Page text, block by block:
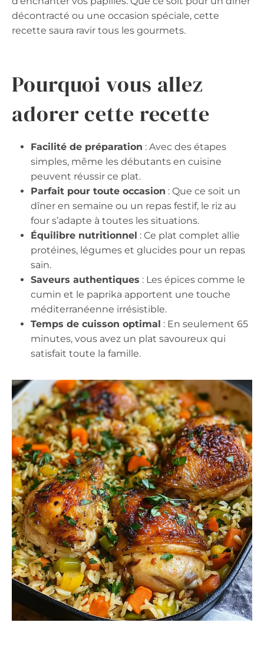
décontracté ou une occasion spéciale, cette
recette saura ravir tous les gourmets.
Pourquoi vous allez
adorer cette recette
Facilité de préparation : Avec des étapes
simples, même les débutants en cuisine
peuvent réussir ce plat.
Parfait pour toute occasion : Que ce soit un
dîner en semaine ou un repas festif, le riz au
four s’adapte à toutes les situations.
Équilibre nutritionnel : Ce plat complet allie
protéines, légumes et glucides pour un repas
sain.
Saveurs authentiques : Les épices comme le
cumin et le paprika apportent une touche
méditerranéenne irrésistible.
Temps de cuisson optimal : En seulement 65
minutes, vous avez un plat savoureux qui
satisfait toute la famille.